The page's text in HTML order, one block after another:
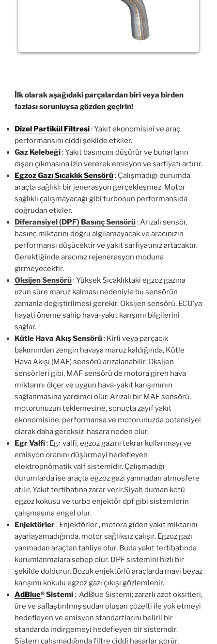
İlk olarak aşağıdaki parçalardan biri veya birden
fazlası sorunluysa gözden geçirin!
Dizel Partikül Filtresi: Yakıt ekonomisini ve araç
performansını ciddi şekilde etkiler.
Gaz Kelebeği: Yakıt basıncını düşürür ve buharların
dışarı çıkmasına izin vererek emisyon ve sarfiyatı artırır.
Egzoz Gazı Sıcaklık Sensörü: Çalışmadığı durumda
araçta sağlıklı bir jenerasyon gerçekleşmez. Motor
sağlıklı çalışmayacağı gibi turbonun performansıda
doğrudan etkiler.
Diferansiyel (DPF) Basınç Sensörü:Arızalı sensör,
basınç miktarını doğru algılamayacak ve aracınızın
performansı düşücektir ve yakıt sarfiyatınız artacaktır.
Gerektiğinde aracınız rejenerasyon moduna
girmeyecektir.
Oksijen Sensörü: Yüksek Sıcaklıktaki egzoz gazına
uzun süre maruz kalması nedeniyle bu sensörün
zamanla değiştirilmesi gerekir. Oksijen sensörü, ECU’ya
hayati öneme sahip hava-yakıt karışımı bilgilerini
sağlar.
Kütle Hava Akış Sensörü: Kirli veya parçacık
bakımından zengin havaya maruz kaldığında, Kütle
Hava Akışı (MAF) sensörü arızalanabilir. Oksijen
sensörleri gibi, MAF sensörü de motora giren hava
miktarını ölçer ve uygun hava-yakıt karışımının
sağlanmasına yardımcı olur. Arızalı bir MAF sensörü,
motorunuzun teklemesine, sonuçta zayıf yakıt
ekonomisine, performansa ve motorunuzda potansiyel
olarak daha gereksiz hasara neden olur.
Egr Valfi: Egr valfi, egzoz gazını tekrar kullanmayı ve
emisyon oranını düşürmeyi hedefleyen
elektropnömatik valf sistemidir. Çalışmadığı
durumlarda ise araçta egzoz gazı yanmadan atmosfere
atılır. Yakıt tertibatına zarar verir.Siyah duman kötü
egzoz kokusu ve turbo enjektör dpf gibi sistemlerin
çalışmasına engel olur.
Enjektörler: Enjektörler , motora giden yakıt miktarını
ayarlayamadığında, motor sağlıksız çalışır. Egzoz gazı
yanmadan araçtan tahliye olur. Buda yakıt tertibatında
kurumlanmalara sebep olur. DPF sistemini hızlı bir
şekilde doldurur. Bozuk enjektörlü araçlarda mavi beyaz
karışımı kokulu egzoz gazı çıkışı gözlemlenir.
AdBlue®Sistemi: AdBlue Sistemi; zararlı azot oksitleri,
üre ve saflaştırılmış sudan oluşan çözelti ile yok etmeyi
hedefleyen ve emisyon standartlarını belirli bir
standarda indirgemeyi hedefleyen bir sistemdir.
Sistem çalışmadığında filtre ciddi hasarlar görür.